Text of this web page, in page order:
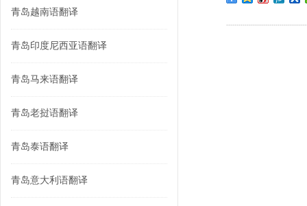
青岛越南语翻译
青岛印度尼西亚语翻译
青岛马来语翻译
青岛老挝语翻译
青岛泰语翻译
青岛意大利语翻译